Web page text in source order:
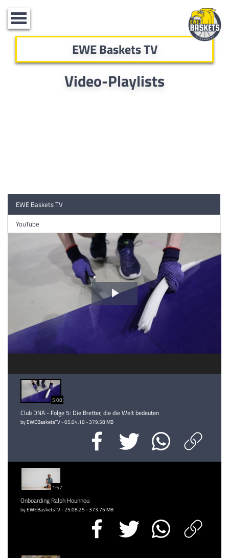
Toggle
navigation
EWE Baskets TV
Video-Playlists
EWE Baskets TV
YouTube
Video
abspielen
5:08
Club DNA - Folge 5: Die Bretter, die die Welt bedeuten
by EWEBasketsTV - 05.04.18 - 379.58 MB
1:57
Onboarding Ralph Hounnou
by EWEBasketsTV - 25.08.25 - 373.75 MB